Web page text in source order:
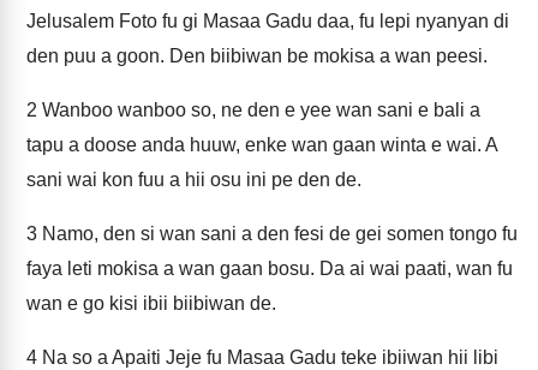
Jelusalem Foto fu gi Masaa Gadu daa, fu lepi nyanyan di
den puu a goon. Den biibiwan be mokisa a wan peesi.
2 Wanboo wanboo so, ne den e yee wan sani e bali a
tapu a doose anda huuw, enke wan gaan winta e wai. A
sani wai kon fuu a hii osu ini pe den de.
3 Namo, den si wan sani a den fesi de gei somen tongo fu
faya leti mokisa a wan gaan bosu. Da ai wai paati, wan fu
wan e go kisi ibii biibiwan de.
4 Na so a Apaiti Jeje fu Masaa Gadu teke ibiiwan hii libi